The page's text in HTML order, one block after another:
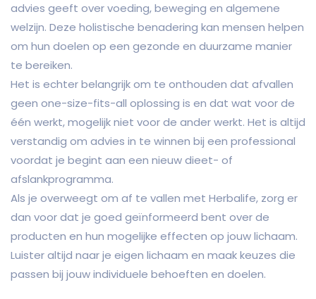
advies geeft over voeding, beweging en algemene
welzijn. Deze holistische benadering kan mensen helpen
om hun doelen op een gezonde en duurzame manier
te bereiken.
Het is echter belangrijk om te onthouden dat afvallen
geen one-size-fits-all oplossing is en dat wat voor de
één werkt, mogelijk niet voor de ander werkt. Het is altijd
verstandig om advies in te winnen bij een professional
voordat je begint aan een nieuw dieet- of
afslankprogramma.
Als je overweegt om af te vallen met Herbalife, zorg er
dan voor dat je goed geïnformeerd bent over de
producten en hun mogelijke effecten op jouw lichaam.
Luister altijd naar je eigen lichaam en maak keuzes die
passen bij jouw individuele behoeften en doelen.